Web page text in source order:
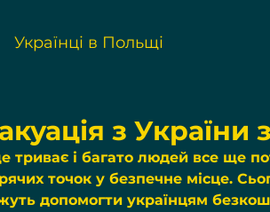
Українці в Польщі
з України
триває і багато людей все ще
точок у безпечне місце.
допомогти українцям